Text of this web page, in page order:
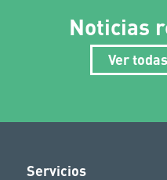
Noticias
Ver
Servicios